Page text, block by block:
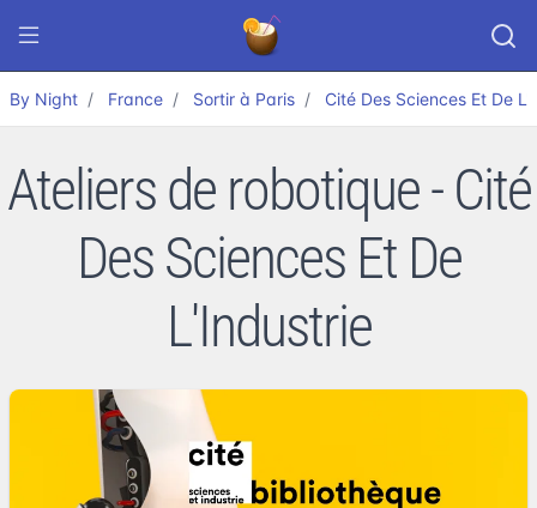
By Night France Sortir à Paris Cité Des Sciences Et De
Ateliers de robotique - Cité
Des Sciences Et De
L'Industrie